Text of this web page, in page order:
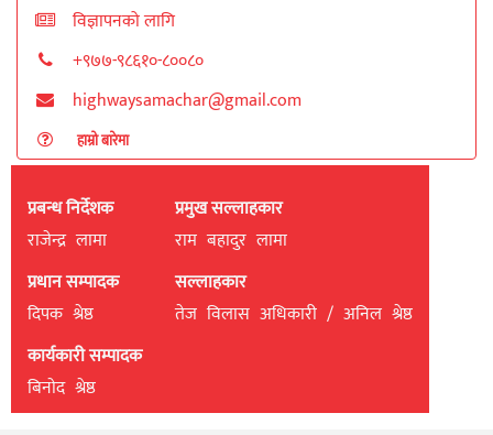
विज्ञापनको लागि
+९७७-९८६१०-८००८०
highwaysamachar@gmail.com
हाम्रो बारेमा
प्रबन्ध निर्देशक
राजेन्द्र लामा
प्रधान सम्पादक
दिपक श्रेष्ठ
कार्यकारी सम्पादक
बिनाेद श्रेष्ठ
प्रमुख सल्लाहकार
राम बहादुर लामा
सल्लाहकार
तेज विलास अधिकारी / अनिल श्रेष्ठ